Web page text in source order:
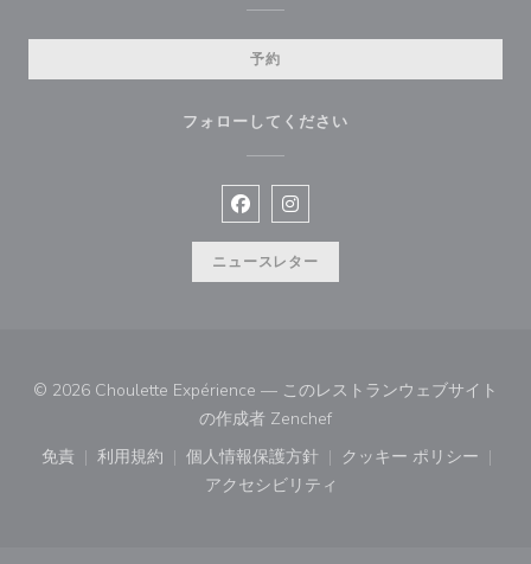
予約
フォローしてください
Facebook ((新しいウィンドウで
Instagram ((新しいウィンド
ニュースレター
© 2026 Choulette Expérience — このレストランウェブサイト
の作成者 Zenchef((新しいウィンドウで開き
免責
((新しいウィンドウで開きます))
利用規約
((新しいウィンドウで開きます))
個人情報保護方針
((新しいウィンドウで開きます))
クッキー ポリシー
((新しいウィ
アクセシビリティ
((新しいウィンドウで開きます))